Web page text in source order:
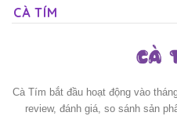
CÀ TÍM
Cà Tím bắt đầu hoạt động vào
review, đánh giá, so sánh sản